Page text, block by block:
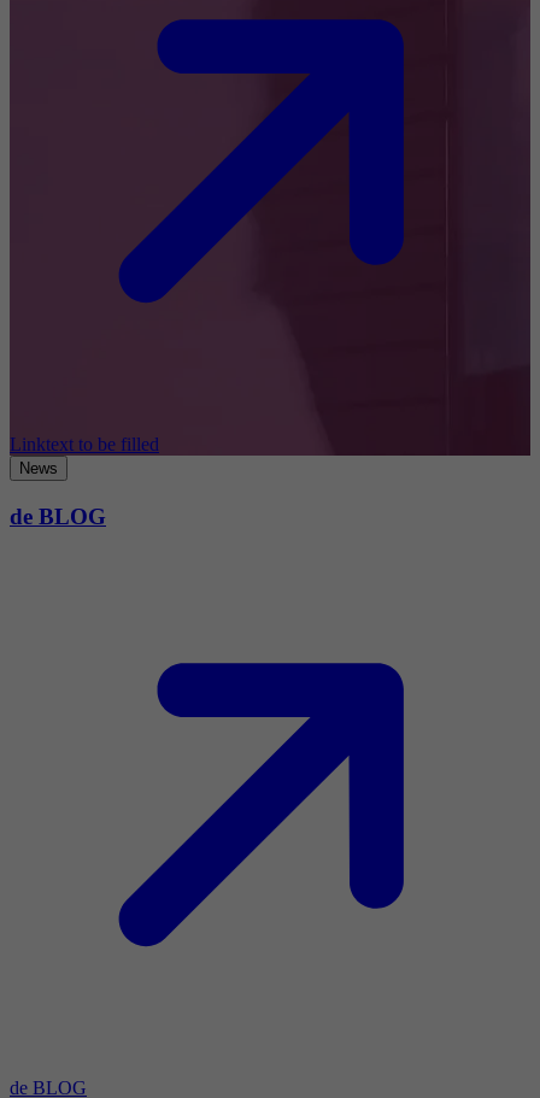
Linktext to be filled
News
de BLOG
de BLOG